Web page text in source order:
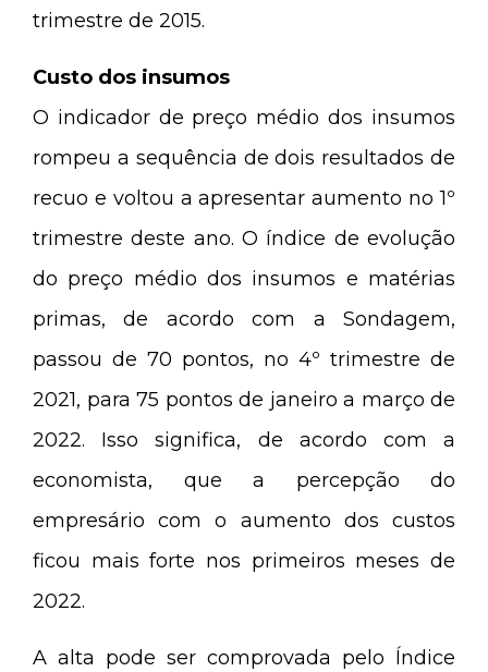
trimestre de 2015.
Custo dos insumos
O indicador de preço médio dos insumos
rompeu a sequência de dois resultados de
recuo e voltou a apresentar aumento no 1º
trimestre deste ano. O índice de evolução
do preço médio dos insumos e matérias
primas, de acordo com a Sondagem,
passou de 70 pontos, no 4º trimestre de
2021, para 75 pontos de janeiro a março de
2022. Isso significa, de acordo com a
economista, que a percepção do
empresário com o aumento dos custos
ficou mais forte nos primeiros meses de
2022.
A alta pode ser comprovada pelo Índice